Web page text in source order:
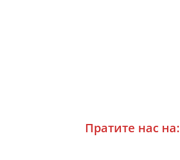
Пратите нас на: